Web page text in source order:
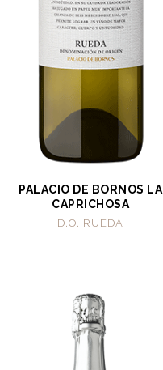
PALACIO DE BORNOS LA
CAPRICHOSA
D.O. RUEDA